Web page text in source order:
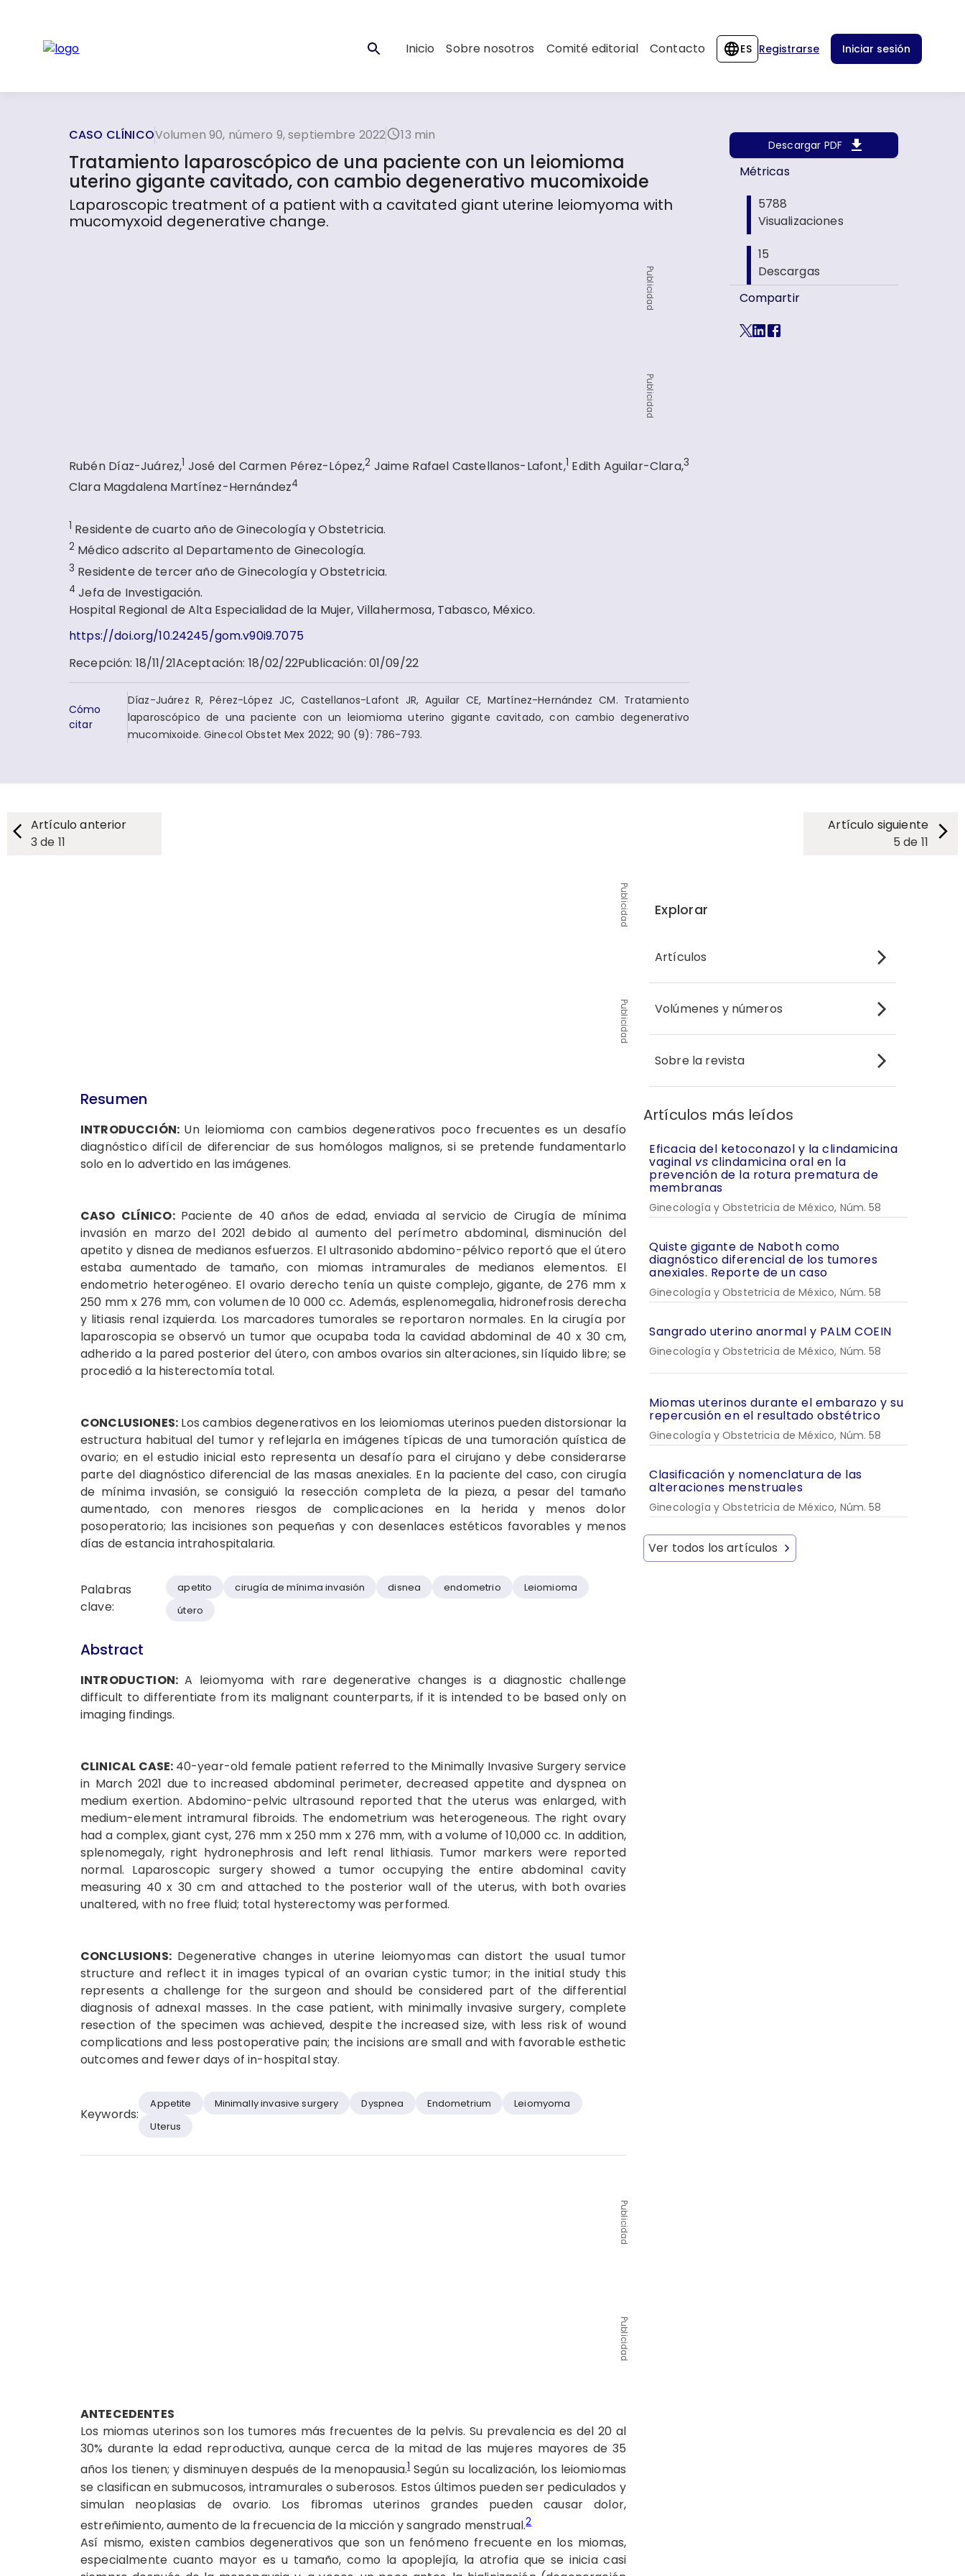
Inicio Sobre nosotros Comité editorial Contacto ES Registrarse Iniciar sesión
CASO CLÍNICOVolumen 90, número 9, septiembre 2022 13 min
Tratamiento laparoscópico de una paciente con un leiomioma
uterino gigante cavitado, con cambio degenerativo mucomixoide
Laparoscopic treatment of a patient with a cavitated giant uterine leiomyoma with
mucomyxoid degenerative change.
Publicidad
Publicidad
Rubén Díaz-Juárez,1 José del Carmen Pérez-López,2 Jaime Rafael Castellanos-Lafont,1 Edith Aguilar-Clara,3
Clara Magdalena Martínez-Hernández4
1 Residente de cuarto año de Ginecología y Obstetricia.
2 Médico adscrito al Departamento de Ginecología.
3 Residente de tercer año de Ginecología y Obstetricia.
4 Jefa de Investigación.
Hospital Regional de Alta Especialidad de la Mujer, Villahermosa, Tabasco, México.
https://doi.org/10.24245/gom.v90i9.7075
Recepción: 18/11/21Aceptación: 18/02/22Publicación: 01/09/22
Cómo
citar
Díaz-Juárez R, Pérez-López JC, Castellanos-Lafont JR, Aguilar CE, Martínez-Hernández CM. Tratamiento
laparoscópico de una paciente con un leiomioma uterino gigante cavitado, con cambio degenerativo
mucomixoide. Ginecol Obstet Mex 2022; 90 (9): 786-793.
Descargar PDF
Métricas
5788
Visualizaciones
15
Descargas
Compartir
Artículo anterior
3 de 11
Artículo siguiente
5 de 11
Publicidad
Publicidad
Resumen
INTRODUCCIÓN: Un leiomioma con cambios degenerativos poco frecuentes es un desafío
diagnóstico difícil de diferenciar de sus homólogos malignos, si se pretende fundamentarlo
solo en lo advertido en las imágenes.
CASO CLÍNICO: Paciente de 40 años de edad, enviada al servicio de Cirugía de mínima
invasión en marzo del 2021 debido al aumento del perímetro abdominal, disminución del
apetito y disnea de medianos esfuerzos. El ultrasonido abdomino-pélvico reportó que el útero
estaba aumentado de tamaño, con miomas intramurales de medianos elementos. El
endometrio heterogéneo. El ovario derecho tenía un quiste complejo, gigante, de 276 mm x
250 mm x 276 mm, con volumen de 10 000 cc. Además, esplenomegalia, hidronefrosis derecha
y litiasis renal izquierda. Los marcadores tumorales se reportaron normales. En la cirugía por
laparoscopia se observó un tumor que ocupaba toda la cavidad abdominal de 40 x 30 cm,
adherido a la pared posterior del útero, con ambos ovarios sin alteraciones, sin líquido libre; se
procedió a la histerectomía total.
CONCLUSIONES:Los cambios degenerativos en los leiomiomas uterinos pueden distorsionar la
estructura habitual del tumor y reflejarla en imágenes típicas de una tumoración quística de
ovario; en el estudio inicial esto representa un desafío para el cirujano y debe considerarse
parte del diagnóstico diferencial de las masas anexiales. En la paciente del caso, con cirugía
de mínima invasión, se consiguió la resección completa de la pieza, a pesar del tamaño
aumentado, con menores riesgos de complicaciones en la herida y menos dolor
posoperatorio; las incisiones son pequeñas y con desenlaces estéticos favorables y menos
días de estancia intrahospitalaria.
Palabras
clave:
apetito cirugía de mínima invasión disnea endometrio
Leiomioma
útero
Abstract
INTRODUCTION:A leiomyoma with rare degenerative changes is a diagnostic challenge
difficult to differentiate from its malignant counterparts, if it is intended to be based only on
imaging findings.
CLINICAL CASE: 40-year-old female patient referred to the Minimally Invasive Surgery service
in March 2021 due to increased abdominal perimeter, decreased appetite and dyspnea on
medium exertion. Abdomino-pelvic ultrasound reported that the uterus was enlarged, with
medium-element intramural fibroids. The endometrium was heterogeneous. The right ovary
had a complex, giant cyst, 276 mm x 250 mm x 276 mm, with a volume of 10,000 cc. In addition,
splenomegaly, right hydronephrosis and left renal lithiasis. Tumor markers were reported
normal. Laparoscopic surgery showed a tumor occupying the entire abdominal cavity
measuring 40 x 30 cm and attached to the posterior wall of the uterus, with both ovaries
unaltered, with no free fluid; total hysterectomy was performed.
CONCLUSIONS:Degenerative changes in uterine leiomyomas can distort the usual tumor
structure and reflect it in images typical of an ovarian cystic tumor; in the initial study this
represents a challenge for the surgeon and should be considered part of the differential
diagnosis of adnexal masses. In the case patient, with minimally invasive surgery, complete
resection of the specimen was achieved, despite the increased size, with less risk of wound
complications and less postoperative pain; the incisions are small and with favorable esthetic
outcomes and fewer days of in-hospital stay.
Keywords:
Appetite Minimally invasive surgery Dyspnea Endometrium
Leiomyoma
Uterus
Publicidad
Publicidad
ANTECEDENTES
Los miomas uterinos son los tumores más frecuentes de la pelvis. Su prevalencia es del 20 al
30% durante la edad reproductiva, aunque cerca de la mitad de las mujeres mayores de 35
años los tienen; y disminuyen después de la menopausia.1Según su localización, los leiomiomas
se clasifican en submucosos, intramurales o suberosos. Estos últimos pueden ser pediculados y
simulan neoplasias de ovario. Los fibromas uterinos grandes pueden causar dolor,
estreñimiento, aumento de la frecuencia de la micción y sangrado menstrual.2
Así mismo, existen cambios degenerativos que son un fenómeno frecuente en los miomas,
especialmente cuanto mayor es u tamaño, como la apoplejía, la atrofia que se inicia casi
Explorar
Artículos
Volúmenes y números
Sobre la revista
Artículos más leídos
Eficacia del ketoconazol y la clindamicina
vaginal vs clindamicina oral en la
prevención de la rotura prematura de
membranas
Ginecología y Obstetricia de México, Núm. 58
Quiste gigante de Naboth como
diagnóstico diferencial de los tumores
anexiales. Reporte de un caso
Ginecología y Obstetricia de México, Núm. 58
Sangrado uterino anormal y PALM COEIN
Ginecología y Obstetricia de México, Núm. 58
Miomas uterinos durante el embarazo y su
repercusión en el resultado obstétrico
Ginecología y Obstetricia de México, Núm. 58
Clasificación y nomenclatura de las
alteraciones menstruales
Ginecología y Obstetricia de México, Núm. 58
Ver todos los artículos